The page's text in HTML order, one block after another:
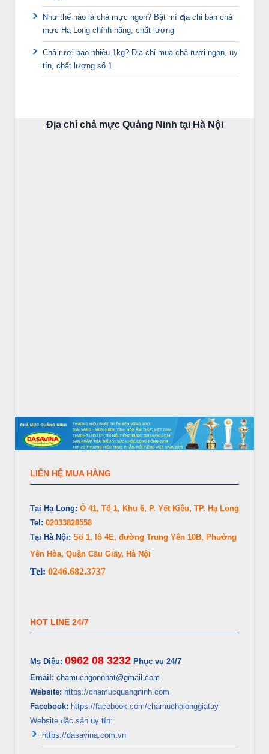
Như thế nào là chả mực ngon? Bật mí địa chỉ bán chả
mực Hạ Long chính hãng, chất lượng
Chả rươi bao nhiêu 1kg? Địa chỉ mua chả rươi ngon, uy
tín, chất lượng số 1
Địa chỉ chả mực Quảng Ninh tại Hà Nội
LIÊN HỆ MUA HÀNG
Tại Hạ Long: Ô 41, Tổ 1, Khu 6, P. Yết Kiêu, TP. Hạ Long
Tel: 02033828558
Tại Hà Nội: Số 1, lô 4E, đường Trung Yên 10B, Phường
Yên Hòa, Quận Cầu Giấy, Hà Nội
Tel: 0246.682.3737
HOT LINE 24/7
Ms Diệu: 0962 08 3232 Phục vụ 24/7
Email: chamucngonnhat@gmail.com
Website: https://chamucquangninh.com
Facebook: https://facebook.com/chamuchalonggiatay
Website đặc sản uy tín:
https://dasavina.com.vn